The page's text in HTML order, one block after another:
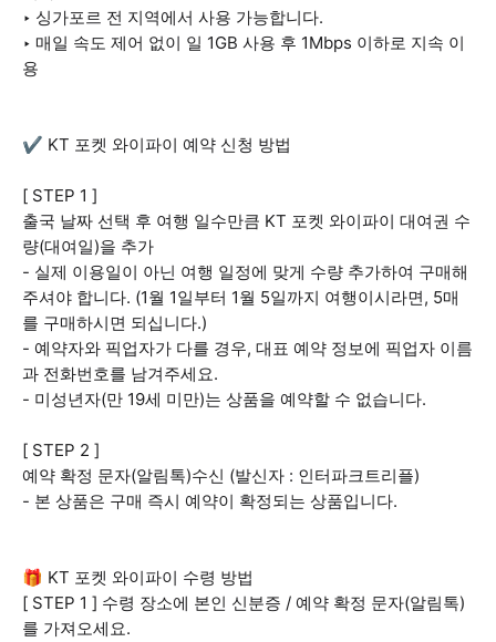
‣ 싱가포르 전 지역에서 사용 가능합니다.
‣ 매일 속도 제어 없이 일 1GB 사용 후 1Mbps 이하로 지속 이
용
✔️ KT 포켓 와이파이 예약 신청 방법
[ STEP 1 ]
출국 날짜 선택 후 여행 일수만큼 KT 포켓 와이파이 대여권 수
량(대여일)을 추가
- 실제 이용일이 아닌 여행 일정에 맞게 수량 추가하여 구매해
주셔야 합니다. (1월 1일부터 1월 5일까지 여행이시라면, 5매
를 구매하시면 되십니다.)
- 예약자와 픽업자가 다를 경우, 대표 예약 정보에 픽업자 이름
과 전화번호를 남겨주세요.
- 미성년자(만 19세 미만)는 상품을 예약할 수 없습니다.
[ STEP 2 ]
예약 확정 문자(알림톡)수신 (발신자 : 인터파크트리플)
- 본 상품은 구매 즉시 예약이 확정되는 상품입니다.
🎁 KT 포켓 와이파이 수령 방법
[ STEP 1 ] 수령 장소에 본인 신분증 / 예약 확정 문자(알림톡)
를 가져오세요.